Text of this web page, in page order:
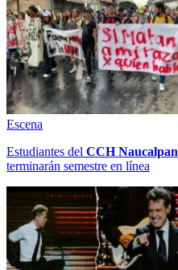
Escena
Estudiantes del CCH Naucalpan
terminarán semestre en línea